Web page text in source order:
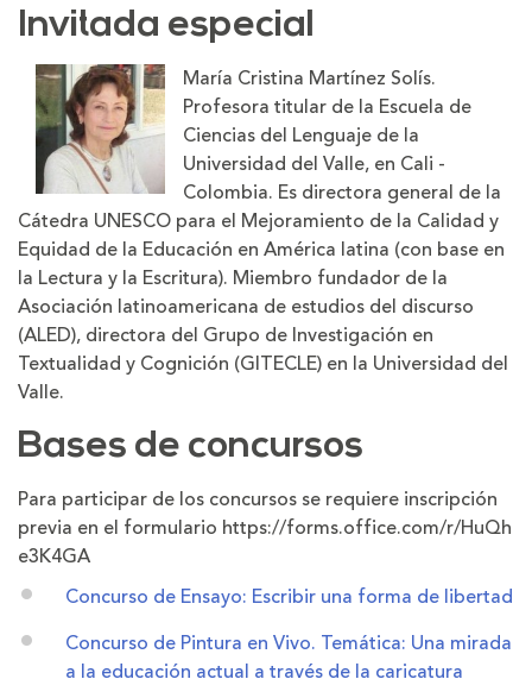
Invitada especial
María Cristina Martínez Solís.
Profesora titular de la Escuela de
Ciencias del Lenguaje de la
Universidad del Valle, en Cali -
Colombia. Es directora general de la
Cátedra UNESCO para el Mejoramiento de la Calidad y
Equidad de la Educación en América latina (con base en
la Lectura y la Escritura). Miembro fundador de la
Asociación latinoamericana de estudios del discurso
(ALED), directora del Grupo de Investigación en
Textualidad y Cognición (GITECLE) en la Universidad del
Valle.
Bases de concursos
Para participar de los concursos se requiere inscripción
previa en el formulario https://forms.office.com/r/HuQh
e3K4GA
Concurso de Ensayo: Escribir una forma de libertad
Concurso de Pintura en Vivo. Temática: Una mirada
a la educación actual a través de la caricatura